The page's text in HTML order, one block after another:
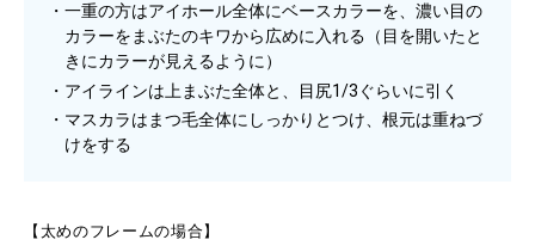
一重の方はアイホール全体にベースカラーを、濃い目の
カラーをまぶたのキワから広めに入れる（目を開いたと
きにカラーが見えるように）
アイラインは上まぶた全体と、目尻1/3ぐらいに引く
マスカラはまつ毛全体にしっかりとつけ、根元は重ねづ
けをする
【太めのフレームの場合】